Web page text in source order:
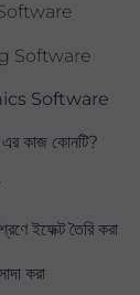
Software
Software
কাজ কোনটি?
ইফেক্ট তৈরি করা
করা